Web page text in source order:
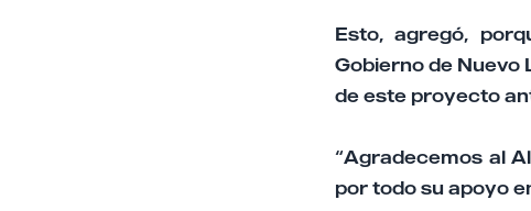
Esto, agregó,
Gobierno de Nuevo
de este proyecto
“Agradecemos al
por todo su apoyo